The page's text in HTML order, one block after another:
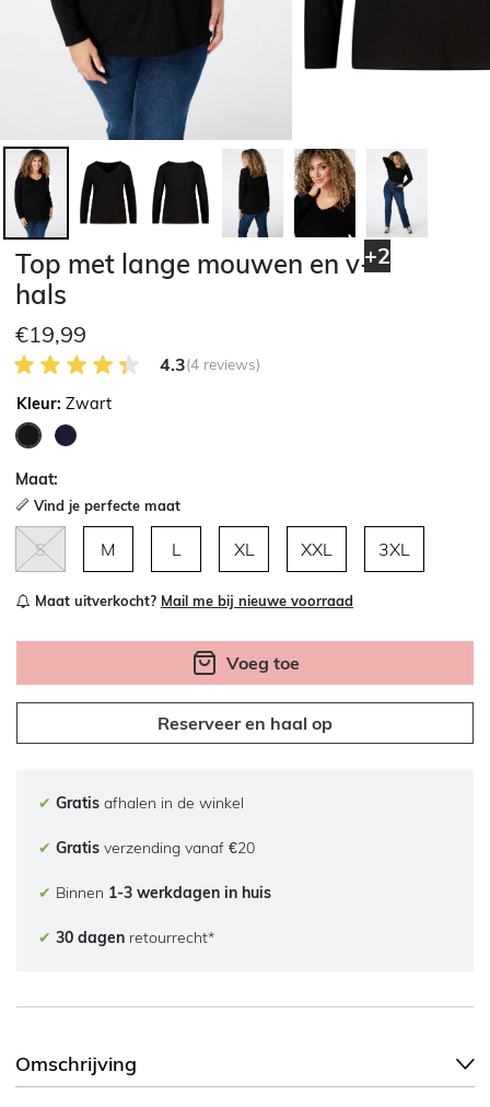
+2
Top met lange mouwen en v-
hals
€19,99
4.3 van 5 Klantenbeoordeling
4.3(4 reviews)
Kleur: Zwart
Maat:
Vind je perfecte maat
S M L XL XXL 3XL
Maat uitverkocht? Mail me bij nieuwe voorraad
Voeg toe
Reserveer en haal op
✔ Gratis afhalen in de winkel
✔ Gratis verzending vanaf €20
✔ Binnen 1-3 werkdagen in huis
✔ 30 dagen retourrecht*
Omschrijving